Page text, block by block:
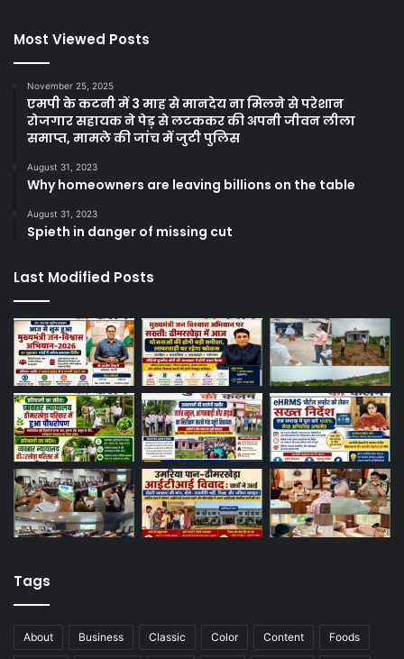
Most Viewed Posts
November 25, 2025
एमपी के कटनी में 3 माह से मानदेय ना मिलने से परेशान
रोजगार सहायक ने पेड़ से लटककर की अपनी जीवन लीला
समाप्त, मामले की जांच में जुटी पुलिस
August 31, 2023
Why homeowners are leaving billions on the table
August 31, 2023
Spieth in danger of missing cut
Last Modified Posts
Tags
About Business Classic Color Content Foods